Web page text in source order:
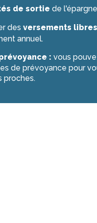
de sortie de
des versements libres
annuel.
: vous
de prévoyance pour
proches.